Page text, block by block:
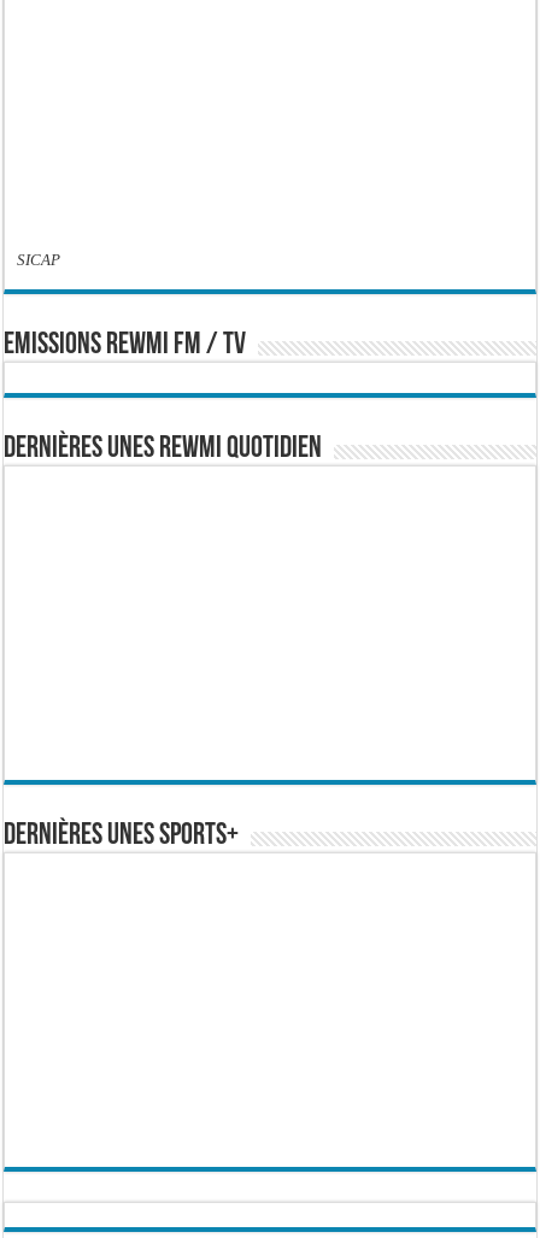
SICAP
EMISSIONS REWMI FM / TV
Dernières Unes Rewmi Quotidien
Dernières Unes Sports+